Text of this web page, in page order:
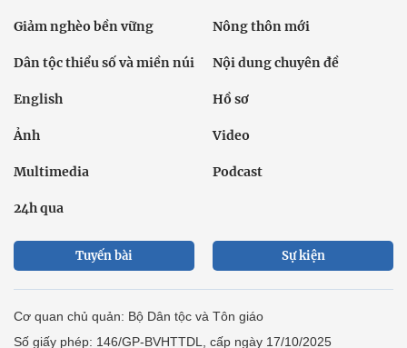
Giảm nghèo bền vững Nông thôn mới
Dân tộc thiểu số và miền núi Nội dung chuyên đề
English Hồ sơ
Ảnh Video
Multimedia Podcast
24h qua
Tuyến bài Sự kiện
Cơ quan chủ quản: Bộ Dân tộc và Tôn giáo
Số giấy phép: 146/GP-BVHTTDL, cấp ngày 17/10/2025